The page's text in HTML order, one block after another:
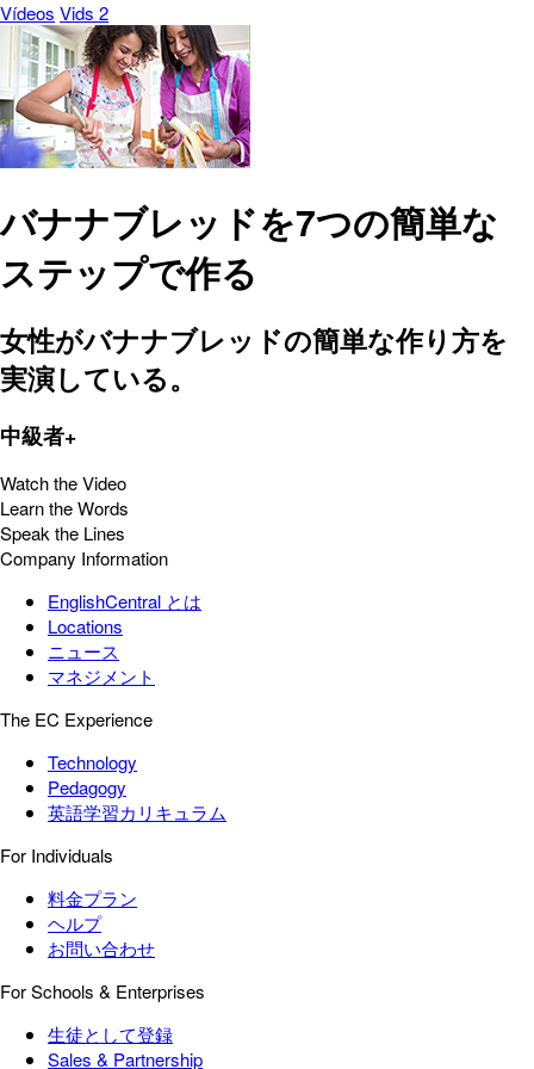
Vídeos Vids 2
バナナブレッドを7つの簡単な
ステップで作る
女性がバナナブレッドの簡単な作り方を
実演している。
中級者+
Watch the Video
Learn the Words
Speak the Lines
Company Information
EnglishCentral とは
Locations
ニュース
マネジメント
The EC Experience
Technology
Pedagogy
英語学習カリキュラム
For Individuals
料金プラン
ヘルプ
お問い合わせ
For Schools & Enterprises
生徒として登録
Sales & Partnership